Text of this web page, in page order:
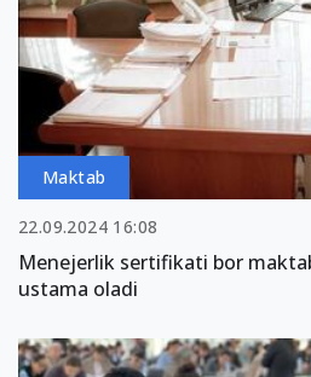
Maktab
22.09.2024 16:08
Menejerlik sertifikati bor
ustama oladi